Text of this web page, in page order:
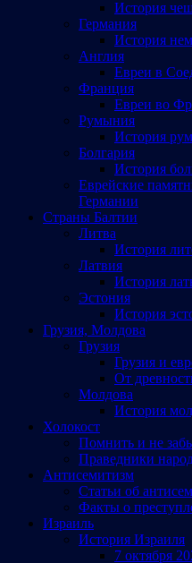
История
Германия
История
Англия
Евреи в
Франция
Евреи во
Румыния
История
Болгария
История
Еврейские
Германии
Страны Балтии
Литва
История
Латвия
История
Эстония
История
Грузия, Молдова
Грузия
Грузия и
От
Молдова
История
Холокост
Помнить и не
Праведники
Антисемитизм
Статьи об
Факты о
Израиль
История Израиля
7 октября